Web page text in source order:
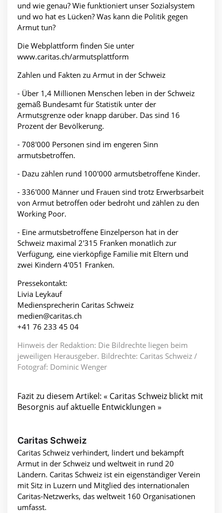
und wie genau? Wie funktioniert unser Sozialsystem
und wo hat es Lücken? Was kann die Politik gegen
Armut tun?
Die Webplattform finden Sie unter
www.caritas.ch/armutsplattform
Zahlen und Fakten zu Armut in der Schweiz
- Über 1,4 Millionen Menschen leben in der Schweiz
gemäß Bundesamt für Statistik unter der
Armutsgrenze oder knapp darüber. Das sind 16
Prozent der Bevölkerung.
- 708'000 Personen sind im engeren Sinn
armutsbetroffen.
- Dazu zählen rund 100'000 armutsbetroffene Kinder.
- 336'000 Männer und Frauen sind trotz Erwerbsarbeit
von Armut betroffen oder bedroht und zählen zu den
Working Poor.
- Eine armutsbetroffene Einzelperson hat in der
Schweiz maximal 2'315 Franken monatlich zur
Verfügung, eine vierköpfige Familie mit Eltern und
zwei Kindern 4'051 Franken.
Pressekontakt:
Livia Leykauf
Mediensprecherin Caritas Schweiz
medien@caritas.ch
+41 76 233 45 04
Hinweis der Redaktion: Die Bildrechte liegen beim
jeweiligen Herausgeber. Bildrechte: Caritas Schweiz /
Fotograf: Dominic Wenger
Fazit zu diesem Artikel: « Caritas Schweiz blickt mit
Besorgnis auf aktuelle Entwicklungen »
Caritas Schweiz
Caritas Schweiz verhindert, lindert und bekämpft
Armut in der Schweiz und weltweit in rund 20
Ländern. Caritas Schweiz ist ein eigenständiger Verein
mit Sitz in Luzern und Mitglied des internationalen
Caritas-Netzwerks, das weltweit 160 Organisationen
umfasst.